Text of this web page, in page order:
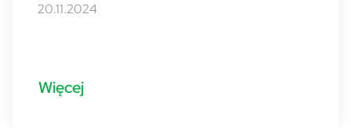
20.11.2024
Więcej